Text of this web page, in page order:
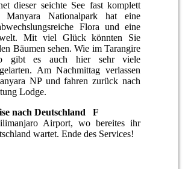
dieser seichte See fast komplett
Nationalpark hat eine
Flora und eine
Mit viel Glück könnten Sie
Bäumen sehen. Wie im Tarangire
gibt es auch hier sehr viele
Am Nachmittag verlassen
NP und fahren zurück nach
Lodge.
nach Deutschland F
Airport, wo bereites ihr
wartet. Ende des Services!